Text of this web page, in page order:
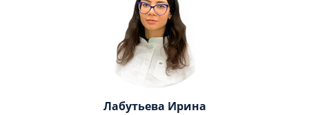
Лабутьева Ирина